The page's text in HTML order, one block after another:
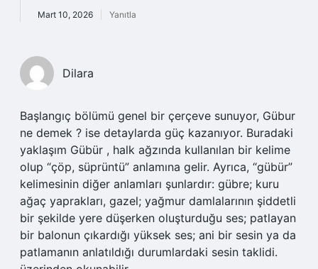
Mart 10, 2026 Yanıtla
Dilara
Başlangıç bölümü genel bir çerçeve sunuyor, Gübur
ne demek ? ise detaylarda güç kazanıyor. Buradaki
yaklaşım Gübür , halk ağzında kullanılan bir kelime
olup “çöp, süprüntü” anlamına gelir. Ayrıca, “gübür”
kelimesinin diğer anlamları şunlardır: gübre; kuru
ağaç yaprakları, gazel; yağmur damlalarının şiddetli
bir şekilde yere düşerken oluşturduğu ses; patlayan
bir balonun çıkardığı yüksek ses; ani bir sesin ya da
patlamanın anlatıldığı durumlardaki sesin taklidi.